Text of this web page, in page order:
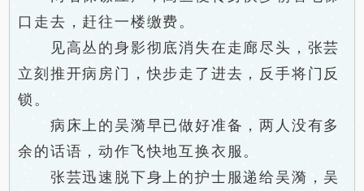
口走去，赶往一楼缴费。
见高丛的身影彻底消失在走廊尽头，张芸
立刻推开病房门，快步走了进去，反手将门反
锁。
病床上的吴漪早已做好准备，两人没有多
余的话语，动作飞快地互换衣服。
张芸迅速脱下身上的护士服递给吴漪，吴